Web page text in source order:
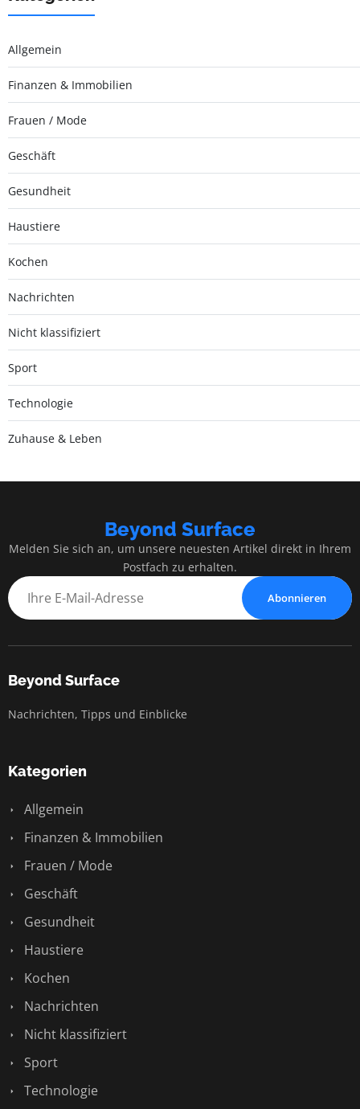
Allgemein
Finanzen & Immobilien
Frauen / Mode
Geschäft
Gesundheit
Haustiere
Kochen
Nachrichten
Nicht klassifiziert
Sport
Technologie
Zuhause & Leben
Beyond Surface
Melden Sie sich an, um unsere neuesten Artikel direkt in Ihrem
Postfach zu erhalten.
Abonnieren
Beyond Surface
Nachrichten, Tipps und Einblicke
Kategorien
Allgemein
Finanzen & Immobilien
Frauen / Mode
Geschäft
Gesundheit
Haustiere
Kochen
Nachrichten
Nicht klassifiziert
Sport
Technologie